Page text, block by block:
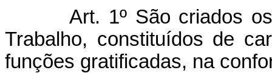
Art. 1º São criados
Trabalho, constituídos de
funções gratificadas, na